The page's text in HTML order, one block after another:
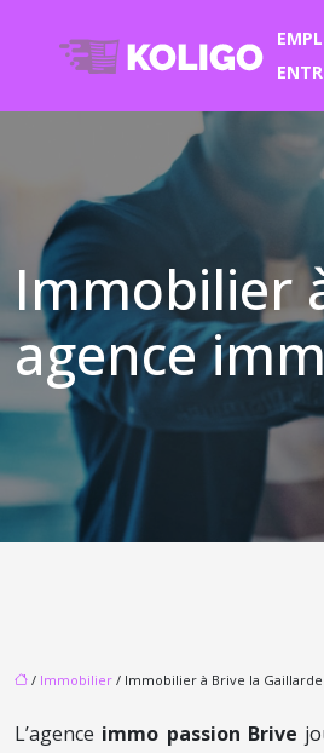
Immobilier
agence
/ Immobilier / Immobilier à Brive la
L’agence immo passion Brive